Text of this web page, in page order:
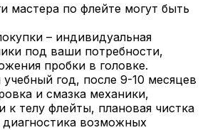
мастера по флейте могут быть
– индивидуальная
под ваши потребности,
пробки в головке.
год, после 9-10 месяцев
и смазка механики,
к телу флейты, плановая чистка
возможных